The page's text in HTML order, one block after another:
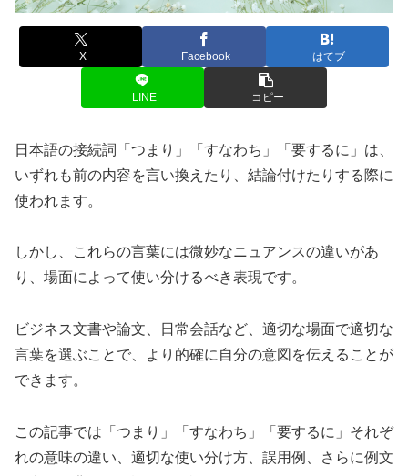
X Facebook はてブ
LINE コピー
日本語の接続詞「つまり」「すなわち」「要するに」は、
いずれも前の内容を言い換えたり、結論付けたりする際に
使われます。
しかし、これらの言葉には微妙なニュアンスの違いがあ
り、場面によって使い分けるべき表現です。
ビジネス文書や論文、日常会話など、適切な場面で適切な
言葉を選ぶことで、より的確に自分の意図を伝えることが
できます。
この記事では「つまり」「すなわち」「要するに」それぞ
れの意味の違い、適切な使い分け方、誤用例、さらに例文